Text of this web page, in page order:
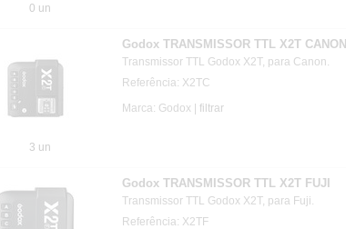
0 un
3 un
Godox TRANSMISSOR TTL X2T CANON
Transmissor TTL Godox X2T, para Canon.
Referência: X2TC
Marca: Godox | filtrar
Godox TRANSMISSOR TTL X2T FUJI
Transmissor TTL Godox X2T, para Fuji.
Referência: X2TF